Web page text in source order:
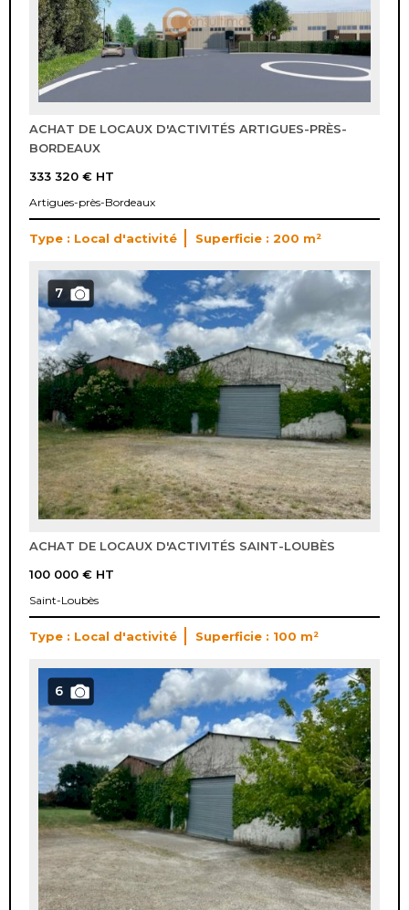
ACHAT DE LOCAUX D'ACTIVITÉS ARTIGUES-PRÈS-
BORDEAUX
333 320 € HT
Artigues-près-Bordeaux
Type : Local d'activité Superficie : 200 m²
7
ACHAT DE LOCAUX D'ACTIVITÉS SAINT-LOUBÈS
100 000 € HT
Saint-Loubès
Type : Local d'activité Superficie : 100 m²
6